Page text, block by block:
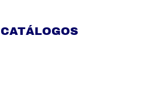
CATÁLOGOS